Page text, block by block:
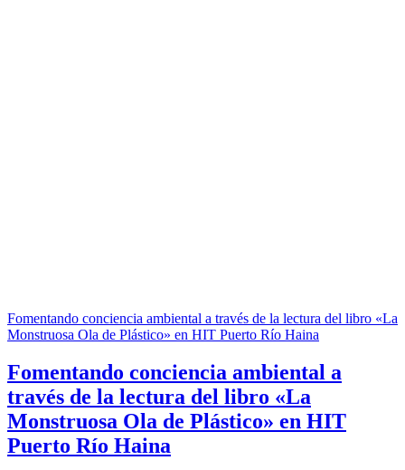
Fomentando conciencia ambiental a través de la lectura del libro «La
Monstruosa Ola de Plástico» en HIT Puerto Río Haina
Fomentando conciencia ambiental a
través de la lectura del libro «La
Monstruosa Ola de Plástico» en HIT
Puerto Río Haina